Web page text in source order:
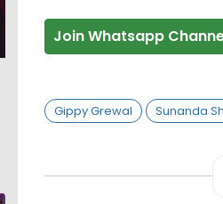
Join Whatsapp
Gippy Grewal Sunanda